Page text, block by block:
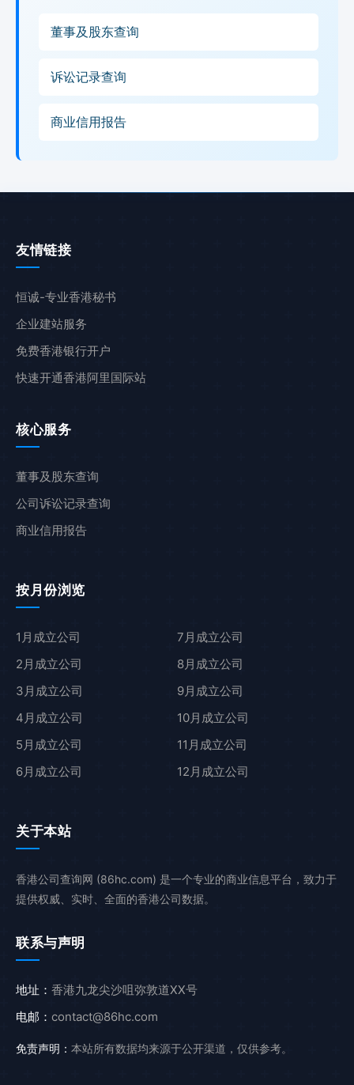
董事及股东查询
诉讼记录查询
商业信用报告
友情链接
恒诚-专业香港秘书
企业建站服务
免费香港银行开户
快速开通香港阿里国际站
核心服务
董事及股东查询
公司诉讼记录查询
商业信用报告
按月份浏览
1月成立公司
2月成立公司
3月成立公司
4月成立公司
5月成立公司
6月成立公司
7月成立公司
8月成立公司
9月成立公司
10月成立公司
11月成立公司
12月成立公司
关于本站
香港公司查询网 (86hc.com) 是一个专业的商业信息平台，致力于
提供权威、实时、全面的香港公司数据。
联系与声明
地址： 香港九龙尖沙咀弥敦道XX号
电邮： contact@86hc.com
免责声明： 本站所有数据均来源于公开渠道，仅供参考。